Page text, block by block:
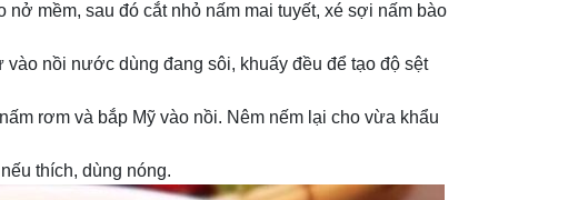
mềm, sau đó cắt nhỏ nấm mai tuyết, xé sợi nấm bào
nồi nước dùng đang sôi, khuấy đều để tạo độ sệt
rơm và bắp Mỹ vào nồi. Nêm nếm lại cho vừa khẩu
thích, dùng nóng.